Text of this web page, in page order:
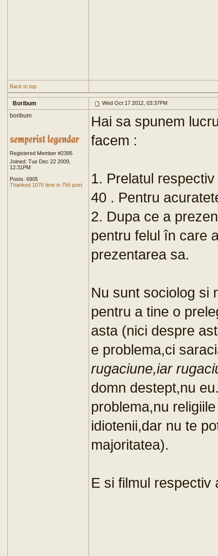
Back to top
Boribum Wed Oct 17 2012, 03:37PM
boribum
Registered Member #2395
Joined: Tue Dec 22 2009,
12:31PM
Posts: 6905
Thanked 1076 time in 756 post
Hai sa spunem
facem :
1. Prelatul
40 . Pentru
2. Dupa ce a
pentru felul în care
prezentarea sa.
Nu sunt sociolog si
pentru a tine o
asta (nici despre
e problema,ci
rugaciune,iar
domn destept,nu
problema,nu
idiotenii,dar nu te
majoritatea).
E si filmul respectiv